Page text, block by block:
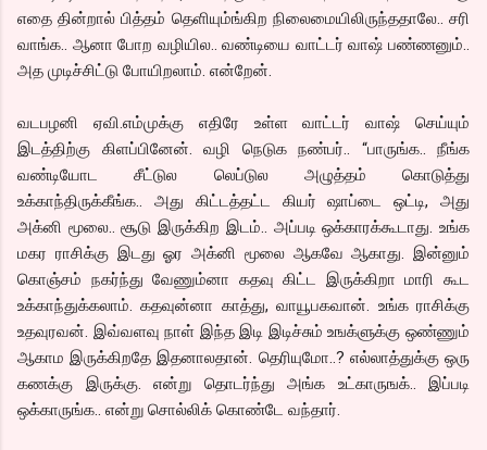
எதை தின்றால் பித்தம் தெளியும்ங்கிற நிலைமையிலிருந்ததாலே.. சரி
வாங்க.. ஆனா போற வழியில.. வண்டியை வாட்டர் வாஷ் பண்ணனும்..
அத முடிச்சிட்டு போயிறலாம். என்றேன்.
வடபழனி ஏவி.எம்முக்கு எதிரே உள்ள வாட்டர் வாஷ் செய்யும்
இடத்திற்கு கிளப்பினேன். வழி நெடுக நண்பர்.. “பாருங்க.. நீங்க
வண்டியோட சீட்டுல லெப்டுல அழுத்தம் கொடுத்து
உக்காந்திருக்கீங்க.. அது கிட்டத்தட்ட கியர் ஷாப்டை ஒட்டி, அது
அக்னி மூலை.. சூடு இருக்கிற இடம்.. அப்படி ஒக்காரக்கூடாது. உங்க
மகர ராசிக்கு இடது ஓர அக்னி மூலை ஆகவே ஆகாது. இன்னும்
கொஞ்சம் நகர்ந்து வேணும்னா கதவு கிட்ட இருக்கிறா மாரி கூட
உக்காந்துக்கலாம். கதவுன்னா காத்து, வாயூபகவான். உங்க ராசிக்கு
உதவுரவன். இவ்வளவு நாள் இந்த இடி இடிச்சும் உஙக்ளுக்கு ஒண்ணும்
ஆகாம இருக்கிறதே இதனாலதான். தெரியுமோ..? எல்லாத்துக்கு ஒரு
கணக்கு இருக்கு. என்று தொடர்ந்து அங்க உட்காருஙக்.. இப்படி
ஒக்காருங்க.. என்று சொல்லிக் கொண்டே வந்தார்.